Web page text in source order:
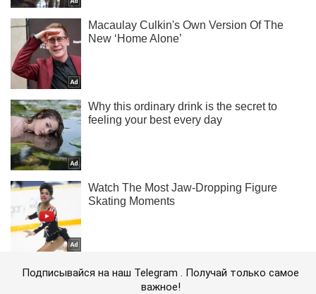
Подписывайся на наш Telegram . Получай только самое
важное!